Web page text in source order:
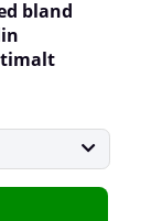
bland